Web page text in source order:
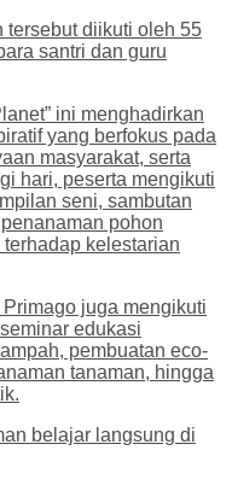
tersebut diikuti oleh 55
santri dan guru
ini menghadirkan
yang berfokus pada
masyarakat, serta
hari, peserta mengikuti
seni, sambutan
pohon
kelestarian
juga mengikuti
edukasi
pembuatan eco-
tanaman, hingga
belajar langsung di